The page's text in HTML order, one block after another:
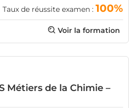
Taux de réussite examen : 100%
Voir la formation
Métiers de la Chimie –